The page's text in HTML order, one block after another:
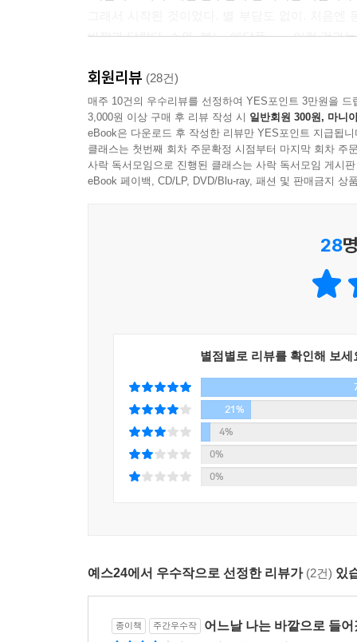
바깥과 달랐다. 소외, 분노, 애달픔…… 이런 것과
독자들은 “이 사람 한번 만나보세요” 이메일을 보
(처음엔 곤혹스러웠다. 말을 열고 닫을 때 입에 붙
혹시라도 토라지면 어쩌지?^^)
“책 나오면 언론사에 보내지 마세요.”
좋겠다”, “동료들에게 이런 책을 내비치기 부
말했지만, 우리는 바깥으로 나가지 않고 들어가
이 책은 2009년 6월 22일부터 2009년 12월 28
인물 혹은 동물, 사물을 선정해서 지면 하나를
주인, 1인자의 훈련 파트너, 퇴역마, C급 밴드,
저자는 말한다. 바깥의 존재들이 안의 논리를 극
존재들보다는 더 들을 만한 사연들을 많이 품고
인터뷰를 끄는 동력이 되기도 했는데, 불과 스물
회원리뷰 (28건)
매주 10건의 우수리뷰를 선정하여 YES포인트 3만원을 드
3,000원 이상 구매 후 리뷰 작성 시 일반회원 300원, 마니
eBook은 다운로드 후 작성한 리뷰만 YES포인트 지급됩니
클래스는 첫번째 회차 주문확정 시점부터 마지막 회차 주
사락 독서모임으로 진행된 클래스는 사락 독서모임 게시
eBook 페이백, CD/LP, DVD/Blu-ray, 패션 및 판매금지 상
28
별점별로 리뷰를 확인해 보세
21%
4%
0%
0%
예스24에서 우수작으로 선정한 리뷰가 (2건) 있
종이책 주간우수작 어느날 나는 바깥으로 들어